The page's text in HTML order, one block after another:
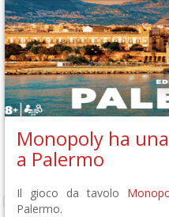
Monopoly ha
a Palermo
Il gioco da tavolo
Palermo.